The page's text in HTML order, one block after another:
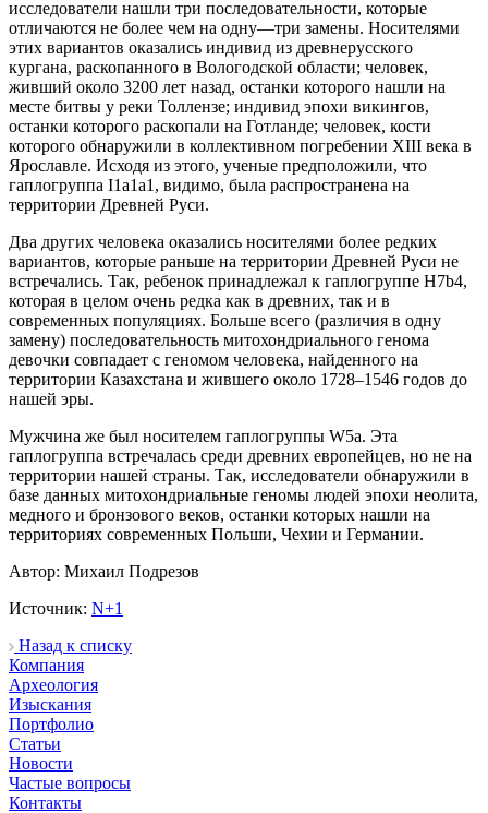
исследователи нашли три последовательности, которые
отличаются не более чем на одну—три замены. Носителями
этих вариантов оказались индивид из древнерусского
кургана, раскопанного в Вологодской области; человек,
живший около 3200 лет назад, останки которого нашли на
месте битвы у реки Толлензе; индивид эпохи викингов,
останки которого раскопали на Готланде; человек, кости
которого обнаружили в коллективном погребении XIII века в
Ярославле. Исходя из этого, ученые предположили, что
гаплогруппа I1a1a1, видимо, была распространена на
территории Древней Руси.
Два других человека оказались носителями более редких
вариантов, которые раньше на территории Древней Руси не
встречались. Так, ребенок принадлежал к гаплогруппе H7b4,
которая в целом очень редка как в древних, так и в
современных популяциях. Больше всего (различия в одну
замену) последовательность митохондриального генома
девочки совпадает с геномом человека, найденного на
территории Казахстана и жившего около 1728–1546 годов до
нашей эры.
Мужчина же был носителем гаплогруппы W5a. Эта
гаплогруппа встречалась среди древних европейцев, но не на
территории нашей страны. Так, исследователи обнаружили в
базе данных митохондриальные геномы людей эпохи неолита,
медного и бронзового веков, останки которых нашли на
территориях современных Польши, Чехии и Германии.
Автор: Михаил Подрезов
Источник: N+1
Назад к списку
Компания
Археология
Изыскания
Портфолио
Статьи
Новости
Частые вопросы
Контакты